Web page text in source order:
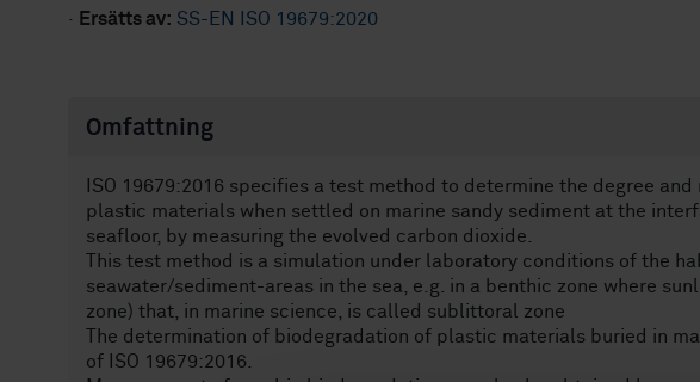
· Ersätts av: SS-EN ISO 19679:2020
Omfattning
ISO 19679:2016 specifies a test method to determine the degree
plastic materials when settled on marine sandy sediment at the
seafloor, by measuring the evolved carbon dioxide.
This test method is a simulation under laboratory conditions of the
seawater/sediment-areas in the sea, e.g. in a benthic zone where
zone) that, in marine science, is called sublittoral zone
The determination of biodegradation of plastic materials buried in
of ISO 19679:2016.